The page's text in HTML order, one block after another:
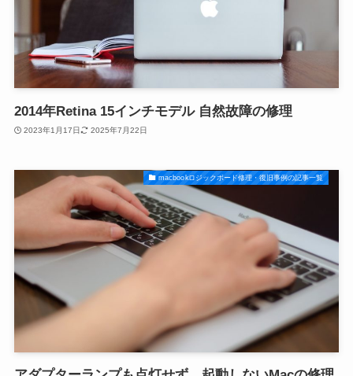
2014年Retina 15インチモデル 自然故障の修理
2023年1月17日 2025年7月22日
macbookロジックボード修理・復旧事例の記事一覧